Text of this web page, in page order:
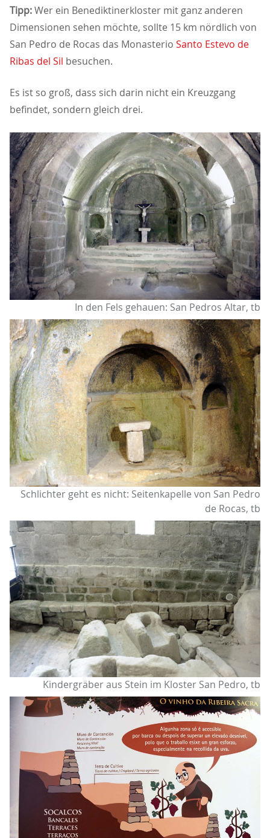
Tipp:Wer ein Benediktinerkloster mit ganz anderen
Dimensionen sehen möchte, sollte 15 km nördlich von
San Pedro de Rocas das Monasterio Santo Estevo de
Ribas del Sil besuchen.
Es ist so groß, dass sich darin nicht ein Kreuzgang
befindet, sondern gleich drei.
In den Fels gehauen: San Pedros Altar, tb
Schlichter geht es nicht: Seitenkapelle von San Pedro
de Rocas, tb
Kindergräber aus Stein im Kloster San Pedro, tb